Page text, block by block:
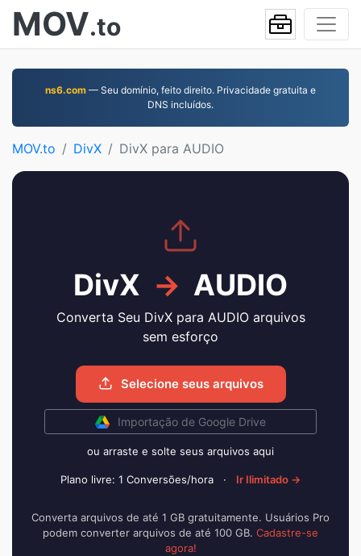
MOV.to
ns6.com — Seu domínio, feito direito. Privacidade gratuita e
DNS incluídos.
MOV.to DivX DivX para AUDIO
DivX → AUDIO
Converta Seu DivX para AUDIO arquivos
sem esforço
Selecione seus arquivos
Importação de Google Drive
ou arraste e solte seus arquivos aqui
Plano livre: 1 Conversões/hora · Ir Ilimitado →
Converta arquivos de até 1 GB gratuitamente. Usuários Pro
podem converter arquivos de até 100 GB. Cadastre-se
agora!